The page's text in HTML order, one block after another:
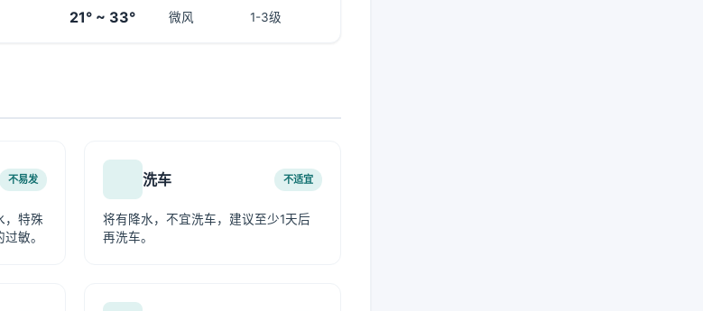
21° ~ 33° 微风 1-3级
不易发
，特殊
敏。
洗车 不适宜
将有降水，不宜洗车，建议至少1天后
再洗车。